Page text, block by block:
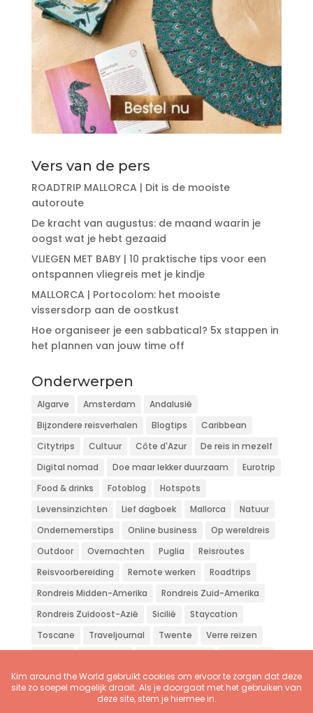
Vers van de pers
ROADTRIP MALLORCA | Dit is de mooiste
autoroute
De kracht van augustus: de maand waarin je
oogst wat je hebt gezaaid
VLIEGEN MET BABY | 10 praktische tips voor een
ontspannen vliegreis met je kindje
MALLORCA | Portocolom: het mooiste
vissersdorp aan de oostkust
Hoe organiseer je een sabbatical? 5x stappen in
het plannen van jouw time off
Onderwerpen
Algarve Amsterdam
Andalusië
Bijzondere reisverhalen
Blogtips
Caribbean
Citytrips
Cultuur Côte d'Azur
De reis in mezelf
Digital nomad
Doe maar lekker duurzaam
Eurotrip
Food & drinks
Fotoblog
Hotspots
Levensinzichten
Lief dagboek Mallorca
Natuur
Ondernemerstips
Online business
Op wereldreis
Outdoor
Overnachten Puglia
Reisroutes
Reisvoorbereiding
Remote werken
Roadtrips
Rondreis Midden-Amerika
Rondreis Zuid-Amerika
Rondreis Zuidoost-Azië
Sicilië
Staycation
Toscane
Traveljournal Twente
Verre reizen
Zon zee strand
Zuid-Europa